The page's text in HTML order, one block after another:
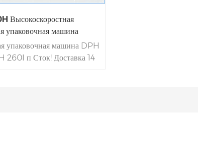
Высокоскоростная
упаковочная машина
упаковочная машина DPH
260I п Сток! Доставка 14